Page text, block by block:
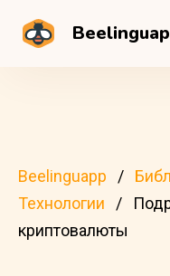
Beelinguapp
Технологии
криптовалюты